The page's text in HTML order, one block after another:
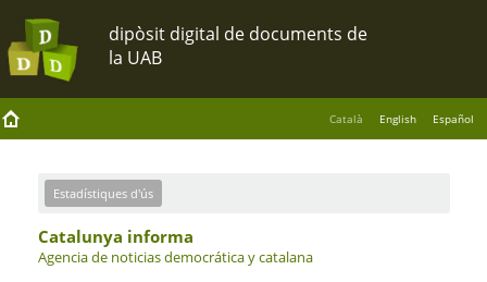
Català English Español
Estadístiques d'ús
Catalunya informa
Agencia de noticias democrática y catalana